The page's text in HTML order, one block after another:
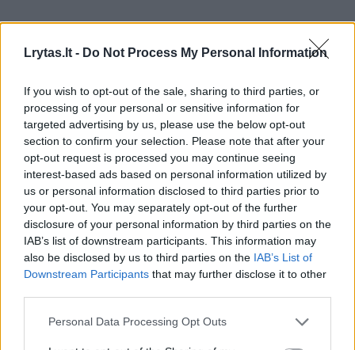
Lrytas.lt - Do Not Process My Personal Information
If you wish to opt-out of the sale, sharing to third parties, or
processing of your personal or sensitive information for
targeted advertising by us, please use the below opt-out
section to confirm your selection. Please note that after your
opt-out request is processed you may continue seeing
interest-based ads based on personal information utilized by
us or personal information disclosed to third parties prior to
your opt-out. You may separately opt-out of the further
disclosure of your personal information by third parties on the
IAB’s list of downstream participants. This information may
also be disclosed by us to third parties on the IAB’s List of
Downstream Participants that may further disclose it to other
Personal Data Processing Opt Outs
Prisijunkite prie registruotų vartotojų
bendruomenės ir bendraukite komentaruose!
Rodyti komentarus
Prisijungti komentatoriams